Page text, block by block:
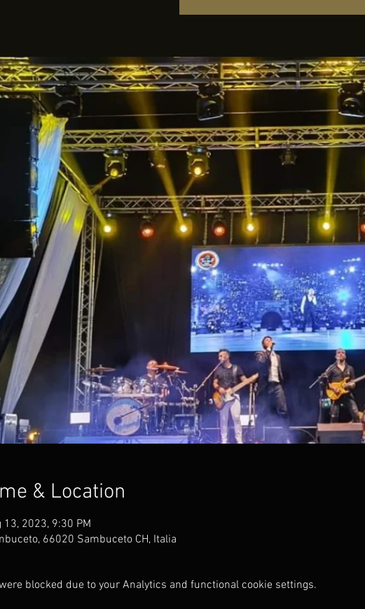
& Location
13, 2023, 9:30 PM
66020 Sambuceto CH, Italia
blocked due to your Analytics and functional cookie settings.